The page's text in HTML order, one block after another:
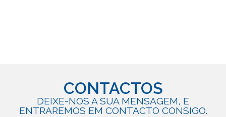
CONTACTOS
DEIXE-NOS A SUA MENSAGEM, E
ENTRAREMOS EM CONTACTO CONSIGO.